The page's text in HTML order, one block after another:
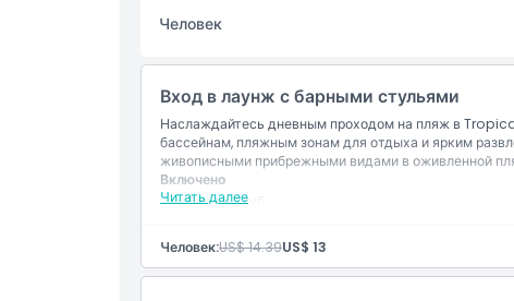
Забронируйте свой проездной TT Beach Club
незабываемое островное приключение.
Основные моменты
Включено
Человек
Вход в лаунж с барными стульями
Наслаждайтесь дневным проходом на пляж в
бассейнам, пляжным зонам для отдыха и ярким
живописными прибрежными видами в оживленной
Читать далее
Включено
Вход в клуб
Доступ к пляжу
Человек:US$ 14.39US$ 13